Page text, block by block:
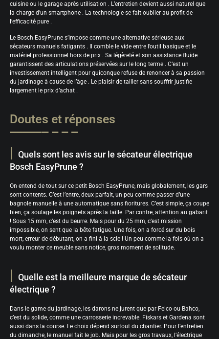
cuisine ou le garage après utilisation . L’entretien devient aussi naturel que
la charge d’un smartphone . La technologie se fait oublier au profit de
l’efficacité pure .
Le Bosch EasyPrune s’impose comme une alternative sérieuse aux
sécateurs manuels fatigants . Il comble le vide entre l’outil basique et le
matériel professionnel hors de prix . Sa légèreté et son assistance fluide
garantissent des articulations préservées sur le long terme . C’est un
investissement intelligent pour quiconque refuse de renoncer à sa passion
du jardinage à cause de l’âge . Le plaisir de tailler sans souffrir justifie
largement le prix d’achat .
Doutes et réponses
Quels sont les avis sur le sécateur électrique
Bosch EasyPrune ?
On entend de tout sur ce petit Bosch EasyPrune, mais globalement, les gars
sont contents. C’est l’entre, deux parfait, un peu comme passer d’une
bagnole manuelle à une automatique sans fioritures. C’est simple, ça coupe
bien, ça soulage les poignets après la taille. Par contre, attention au gabarit
! Sous 15 mm, c’est du beurre. Mais pour du 25 mm, c’est mission
impossible, on sent que la bête fatigue. Une fois, on a forcé sur du bois
mort, erreur de débutant, on a fini à la scie ! Un peu comme la fois où on a
voulu monter ce meuble sans notice, gros moment de solitude.
Quelle est la meilleure marque de sécateur
électrique ?
Dans le game du jardinage, les darons ne jurent que par Felco ou Bahco,
c’est du solide, comme une carrosserie increvable. Fiskars et Gardena sont
aussi dans la course. Le choix dépend surtout du chantier. Pour l’entretien
du dimanche, le manuel fait le job. Mais pour les gros travaux, l’électrique